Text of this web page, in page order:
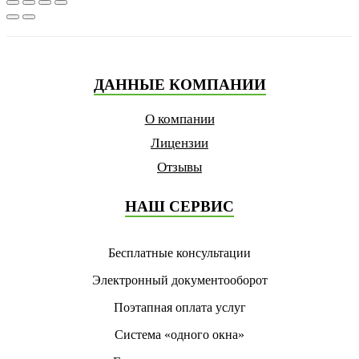
ДАННЫЕ КОМПАНИИ
О компании
Лицензии
Отзывы
НАШ СЕРВИС
Бесплатные консультации
Электронный документооборот
Поэтапная оплата услуг
Система «одного окна»